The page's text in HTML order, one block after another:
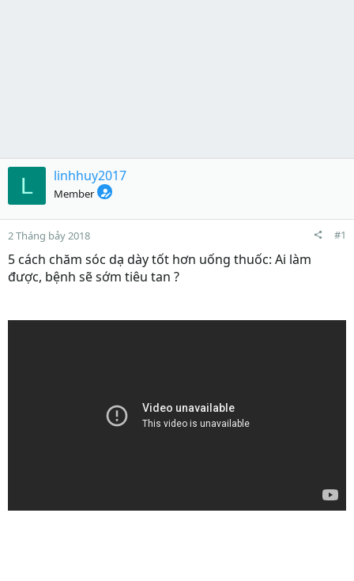
L linhhuy2017
Member
2 Tháng bảy 2018 #1
5 cách chăm sóc dạ dày tốt hơn uống thuốc: Ai làm
được, bệnh sẽ sớm tiêu tan ?